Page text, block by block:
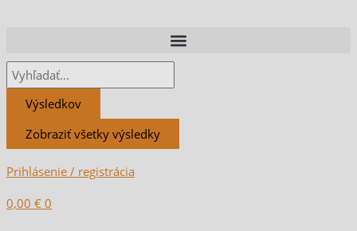
Výsledkov
Zobraziť všetky výsledky
Prihlásenie / registrácia
0,00 € 0